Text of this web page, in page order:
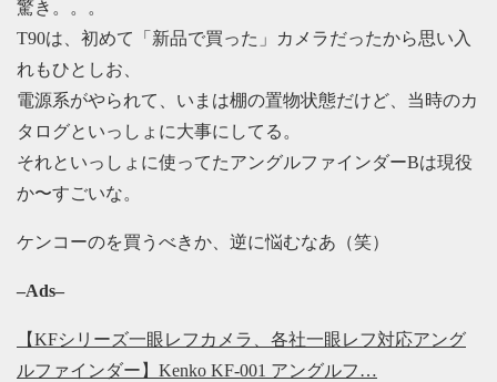
驚き。。。
T90は、初めて「新品で買った」カメラだったから思い入
れもひとしお、
電源系がやられて、いまは棚の置物状態だけど、当時のカ
タログといっしょに大事にしてる。
それといっしょに使ってたアングルファインダーBは現役
か〜すごいな。
ケンコーのを買うべきか、逆に悩むなあ（笑）
–Ads–
【KFシリーズ一眼レフカメラ、各社一眼レフ対応アング
ルファインダー】Kenko KF-001 アングルフ…